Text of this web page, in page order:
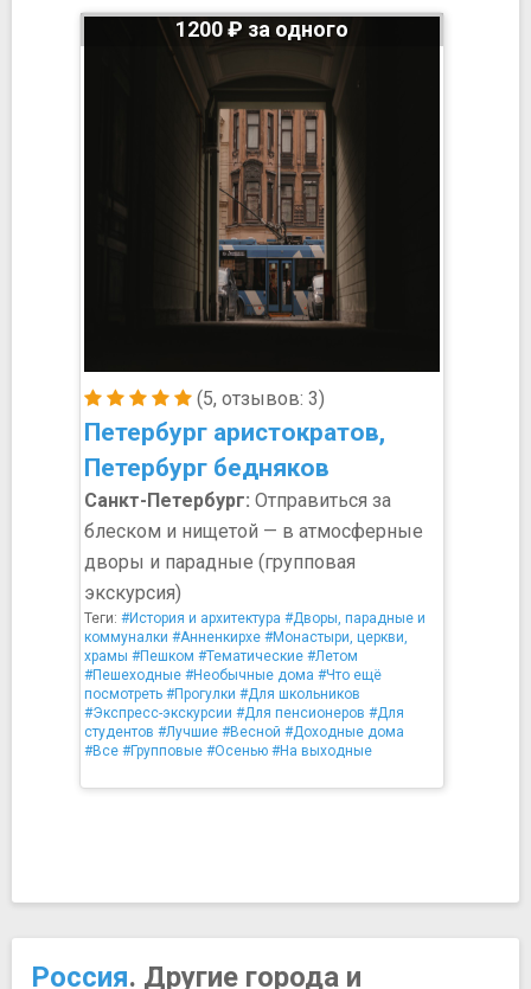
(5, отзывов: 3)
Петербург аристократов,
Петербург бедняков
1200 ₽ за одного
Санкт-Петербург: Отправиться за
блеском и нищетой — в атмосферные
дворы и парадные (групповая
экскурсия)
Теги: #История и архитектура #Дворы, парадные и
коммуналки #Анненкирхе #Монастыри, церкви,
храмы #Пешком #Тематические #Летом
#Пешеходные #Необычные дома #Что ещё
посмотреть #Прогулки #Для школьников
#Экспресс-экскурсии #Для пенсионеров #Для
студентов #Лучшие #Весной #Доходные дома
#Все #Групповые #Осенью #На выходные
Россия. Другие города и